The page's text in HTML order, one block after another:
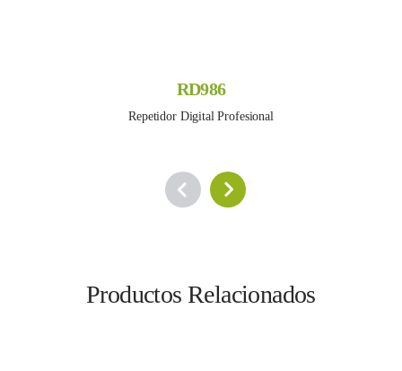
RD986
Repetidor Digital Profesional
Productos Relacionados